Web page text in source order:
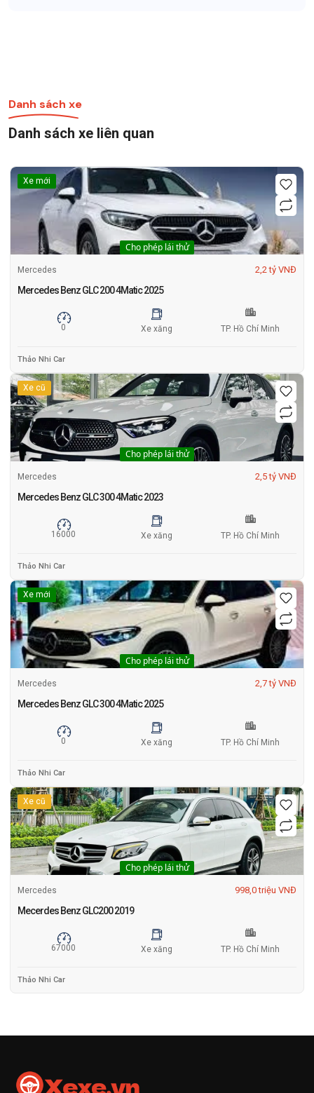
Danh sách xe
Danh sách xe liên quan
Xe mới
Cho phép lái thử
Mercedes 2,2 tỷ VNĐ
Mercedes Benz GLC 200 4Matic 2025
0 Xe xăng TP. Hồ Chí Minh
Thảo Nhi Car
Xe cũ
Cho phép lái thử
Mercedes 2,5 tỷ VNĐ
Mercedes Benz GLC 300 4Matic 2023
16000 Xe xăng TP. Hồ Chí Minh
Thảo Nhi Car
Xe mới
Cho phép lái thử
Mercedes 2,7 tỷ VNĐ
Mercedes Benz GLC 300 4Matic 2025
0 Xe xăng TP. Hồ Chí Minh
Thảo Nhi Car
Xe cũ
Cho phép lái thử
Mercedes 998,0 triệu VNĐ
Mecerdes Benz GLC200 2019
67000 Xe xăng TP. Hồ Chí Minh
Thảo Nhi Car